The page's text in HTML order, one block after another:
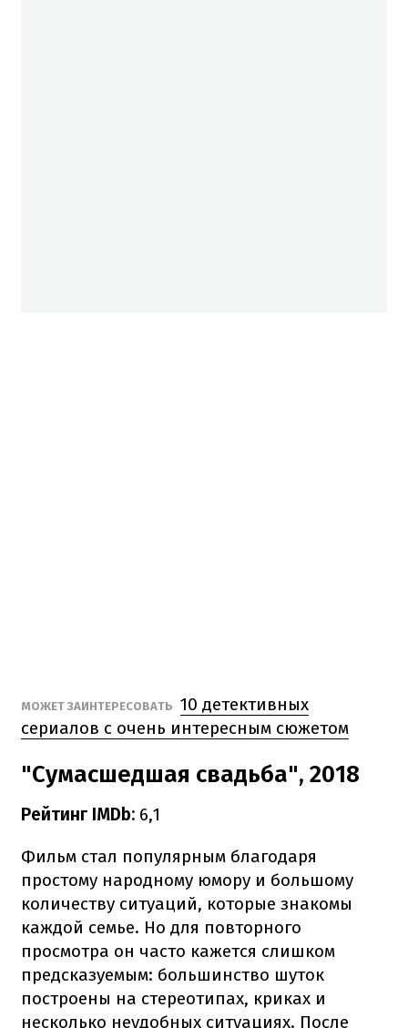
МОЖЕТ ЗАИНТЕРЕСОВАТЬ 10 детективных
сериалов с очень интересным сюжетом
"Сумасшедшая свадьба", 2018
Рейтинг IMDb: 6,1
Фильм стал популярным благодаря
простому народному юмору и большому
количеству ситуаций, которые знакомы
каждой семье. Но для повторного
просмотра он часто кажется слишком
предсказуемым: большинство шуток
построены на стереотипах, криках и
несколько неудобных ситуациях. После